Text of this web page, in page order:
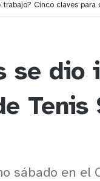
para avanzar en la
se dio
Tenis
sábado en el